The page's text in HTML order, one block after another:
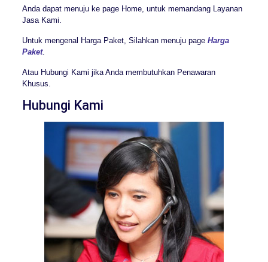
Anda dapat menuju ke page Home, untuk memandang Layanan
Jasa Kami.
Untuk mengenal Harga Paket, Silahkan menuju page Harga
Paket.
Atau Hubungi Kami jika Anda membutuhkan Penawaran
Khusus.
Hubungi Kami